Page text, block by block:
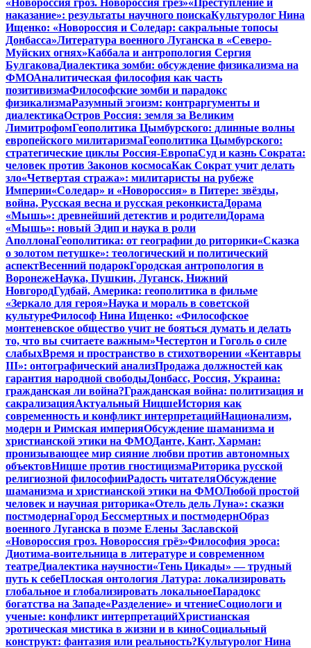
«Новороссия гроз. Новороссия грёз»«Преступление и
наказание»: результаты научного поискаКультуролог Нина
Ищенко: «Новороссия и Соледар: сакральные топосы
Донбасса»Литература военного Луганска в «Северо-
Муйских огнях»Каббала и антропология Сергия
БулгаковаДиалектика зомби: обсуждение физикализма на
ФМОАналитическая философия как часть
позитивизмаФилософские зомби и парадокс
физикализмаРазумный эгоизм: контраргументы и
диалектикаОстров Россия: земля за Великим
ЛимитрофомГеополитика Цымбурского: длинные волны
европейского милитаризмаГеополитика Цымбурского:
стратегические циклы Россия-ЕвропаСуд и казнь Сократа:
человек против Законов космосаКак Сократ учит делать
зло«Четвертая стража»: милитаристы на рубеже
Империи«Соледар» и «Новороссия» в Питере: звёзды,
война, Русская весна и русская реконкистаДорама
«Мышь»: древнейший детектив и родителиДорама
«Мышь»: новый Эдип и наука в роли
АполлонаГеополитика: от географии до риторики«Сказка
о золотом петушке»: теологический и политический
аспектВесенний подарокГородская антропология в
ВоронежеНаука, Пушкин, Луганск, Нижний
НовгородГудбай, Америка: геополитика в фильме
«Зеркало для героя»Наука и мораль в советской
культуреФилософ Нина Ищенко: «Философское
монтеневское общество учит не бояться думать и делать
то, что вы считаете важным»Честертон и Гоголь о силе
слабыхВремя и пространство в стихотворении «Кентавры
III»: онтографический анализПродажа должностей как
гарантия народной свободыДонбасс, Россия, Украина:
гражданская ли война?Гражданская война: политизация и
сакрализацияАктуальный НицшеИстория как
современность и конфликт интерпретацийНационализм,
модерн и Римская империяОбсуждение шаманизма и
христианской этики на ФМОДанте, Кант, Харман:
пронизывающее мир сияние любви против автономных
объектовНицше против гностицизмаРиторика русской
религиозной философииРадость читателяОбсуждение
шаманизма и христианской этики на ФМОЛюбой простой
человек и научная риторика«Отель дель Луна»: сказки
постмодернаГород Бессмертных и постмодернОбраз
военного Луганска в поэме Елены Заславской
«Новороссия гроз. Новороссия грёз»Философия эроса:
Диотима-воительница в литературе и современном
театреДиалектика научности«Тень Цикады» — трудный
путь к себеПлоская онтология Латура: локализировать
глобальное и глобализировать локальноеПарадокс
богатства на Западе«Разделение» и чтениеСоциологи и
ученые: конфликт интерпретацийХристианская
эротическая мистика в жизни и в киноСоциальный
конструкт: фантазия или реальность?Культуролог Нина